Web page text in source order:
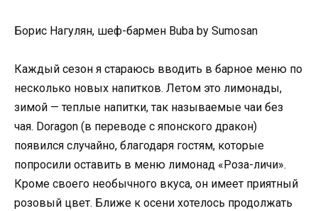
Борис Нагулян, шеф-бармен Buba by Sumosan
Каждый сезон я стараюсь вводить в барное меню по
несколько новых напитков. Летом это лимонады,
зимой — теплые напитки, так называемые чаи без
чая. Doragon (в переводе с японского дракон)
появился случайно, благодаря гостям, которые
попросили оставить в меню лимонад «Роза-личи».
Кроме своего необычного вкуса, он имеет приятный
розовый цвет. Ближе к осени хотелось продолжать